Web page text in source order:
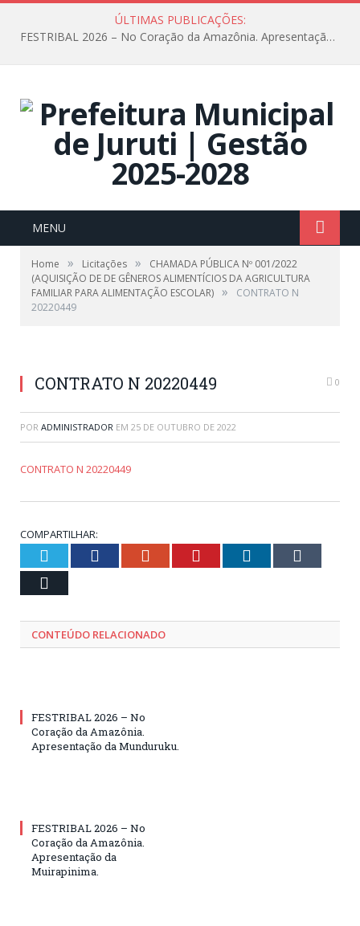
ÚLTIMAS PUBLICAÇÕES:
FESTRIBAL 2026 – No Coração da Amazônia. Apresentação da Munduruku.
MENU
Home » Licitações »
CHAMADA PÚBLICA Nº 001/2022
(AQUISIÇÃO DE DE GÊNEROS ALIMENTÍCIOS DA AGRICULTURA
FAMILIAR PARA ALIMENTAÇÃO ESCOLAR) »
CONTRATO N
20220449
CONTRATO N 20220449 0
POR ADMINISTRADOR EM 25 DE OUTUBRO DE 2022
CONTRATO N 20220449
COMPARTILHAR:
Twitter Facebook Google+ Pinterest LinkedIn
CONTEÚDO RELACIONADO
FESTRIBAL 2026 – No
Coração da Amazônia.
Apresentação da Munduruku.
FESTRIBAL 2026 – No
Coração da Amazônia.
Apresentação da
Muirapinima.